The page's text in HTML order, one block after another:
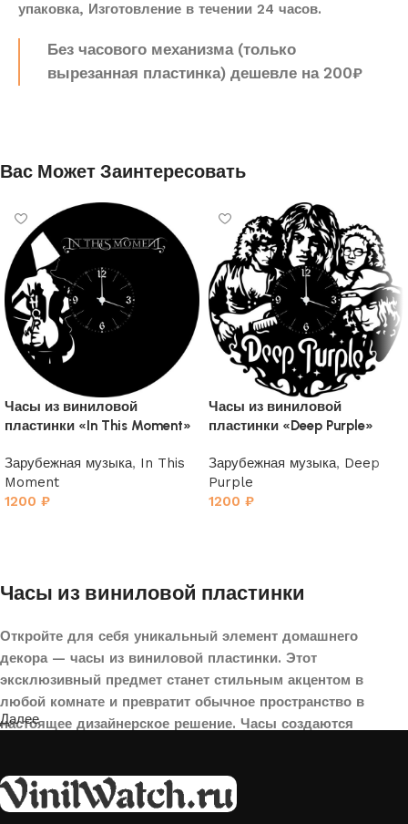
упаковка, Изготовление в течении 24 часов.
Без часового механизма (только
вырезанная пластинка) дешевле на 200₽
Вас Может Заинтересовать
Часы из виниловой
пластинки «In This Moment»
Зарубежная музыка, In This
Moment
1200 ₽
Часы из виниловой
пластинки «Deep Purple»
Зарубежная музыка, Deep
Purple
1200 ₽
Часы из виниловой пластинки
Откройте для себя уникальный элемент домашнего
декора — часы из виниловой пластинки. Этот
эксклюзивный предмет станет стильным акцентом в
любой комнате и превратит обычное пространство в
настоящее дизайнерское решение. Часы создаются
аксессуар идеально подойдет для гостиной, спальни,
офиса или даже для оформления кафе, студии или
Далее